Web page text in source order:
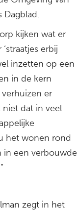
Dagblad.
kijken wat er
erbij
inzetten op een
in de kern
er
niet dat in veel
het wonen rond
in een verbouwde
zegt in het